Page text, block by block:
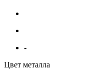
-
Цвет металла